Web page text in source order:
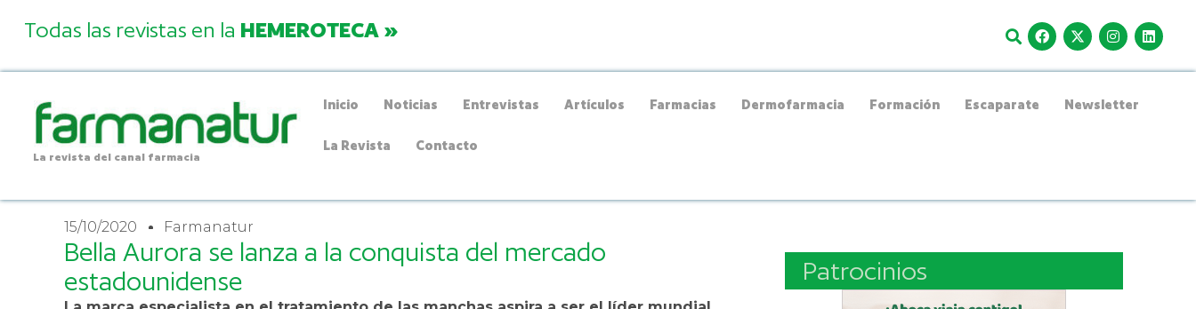
Todas las revistas en la HEMEROTECA »
La revista del canal farmacia
Inicio Noticias Entrevistas Artículos Farmacias Dermofarmacia Formación Escaparate Newsletter
La Revista Contacto
15/10/2020 Farmanatur
Bella Aurora se lanza a la conquista del mercado
estadounidense
Patrocinios